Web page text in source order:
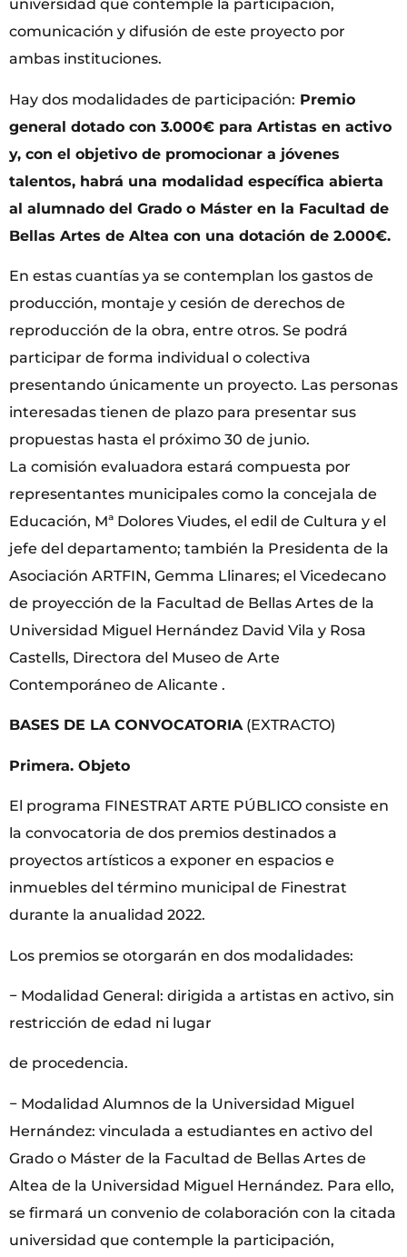
universidad que contemple la participación,
comunicación y difusión de este proyecto por
ambas instituciones.
Hay dos modalidades de participación: Premio
general dotado con 3.000€ para Artistas en activo
y, con el objetivo de promocionar a jóvenes
talentos, habrá una modalidad específica abierta
al alumnado del Grado o Máster en la Facultad de
Bellas Artes de Altea con una dotación de 2.000€.
En estas cuantías ya se contemplan los gastos de
producción, montaje y cesión de derechos de
reproducción de la obra, entre otros. Se podrá
participar de forma individual o colectiva
presentando únicamente un proyecto. Las personas
interesadas tienen de plazo para presentar sus
propuestas hasta el próximo 30 de junio.
La comisión evaluadora estará compuesta por
representantes municipales como la concejala de
Educación, Mª Dolores Viudes, el edil de Cultura y el
jefe del departamento; también la Presidenta de la
Asociación ARTFIN, Gemma Llinares; el Vicedecano
de proyección de la Facultad de Bellas Artes de la
Universidad Miguel Hernández David Vila y Rosa
Castells, Directora del Museo de Arte
Contemporáneo de Alicante .
BASES DE LA CONVOCATORIA(EXTRACTO)
Primera. Objeto
El programa FINESTRAT ARTE PÚBLICO consiste en
la convocatoria de dos premios destinados a
proyectos artísticos a exponer en espacios e
inmuebles del término municipal de Finestrat
durante la anualidad 2022.
Los premios se otorgarán en dos modalidades:
− Modalidad General: dirigida a artistas en activo, sin
restricción de edad ni lugar
de procedencia.
− Modalidad Alumnos de la Universidad Miguel
Hernández: vinculada a estudiantes en activo del
Grado o Máster de la Facultad de Bellas Artes de
Altea de la Universidad Miguel Hernández. Para ello,
se firmará un convenio de colaboración con la citada
universidad que contemple la participación,